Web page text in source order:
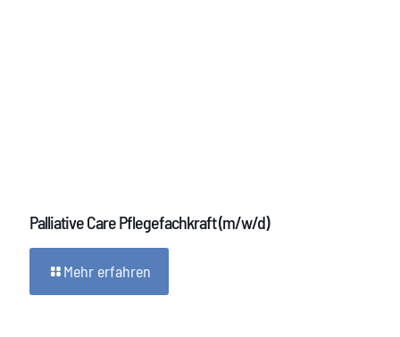
Palliative Care Pflegefachkraft (m/w/d)
Mehr erfahren